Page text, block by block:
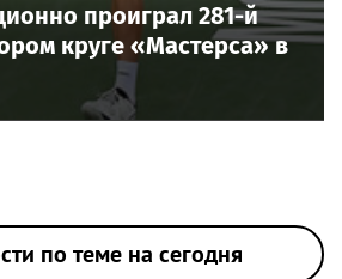
проиграл 281-й
круге «Мастерса» в
по теме на сегодня